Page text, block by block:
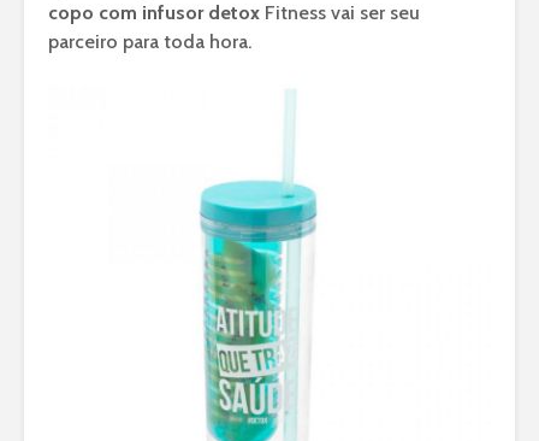
copo com infusor detox Fitness vai ser seu
parceiro para toda hora.